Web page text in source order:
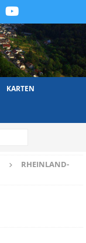
KARTEN
RHEINLAND-